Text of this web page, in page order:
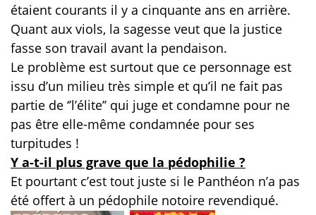
étaient courants il y a cinquante ans en arrière.
Quant aux viols, la sagesse veut que la justice
fasse son travail avant la pendaison.
Le problème est surtout que ce personnage est
issu d’un milieu très simple et qu’il ne fait pas
partie de ‘’l’élite’’ qui juge et condamne pour ne
pas être elle-même condamnée pour ses
turpitudes !
Y a-t-il plus grave que la pédophilie ?
Et pourtant c’est tout juste si le Panthéon n’a pas
été offert à un pédophile notoire revendiqué.